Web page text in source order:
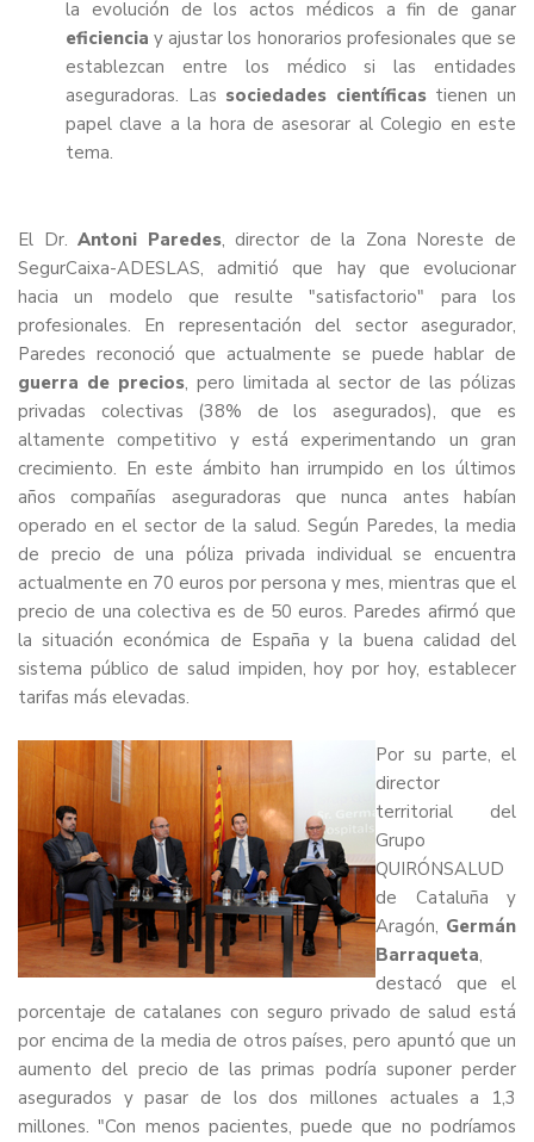
la evolución de los actos médicos a fin de ganar
eficienciay ajustar los honorarios profesionales que se
establezcan entre los médico si las entidades
aseguradoras. Las sociedades científicastienen un
papel clave a la hora de asesorar al Colegio en este
tema.
El Dr. Antoni Paredes, director de la Zona Noreste de
SegurCaixa-ADESLAS, admitió que hay que evolucionar
hacia un modelo que resulte "satisfactorio" para los
profesionales. En representación del sector asegurador,
Paredes reconoció que actualmente se puede hablar de
guerra de precios, pero limitada al sector de las pólizas
privadas colectivas (38% de los asegurados), que es
altamente competitivo y está experimentando un gran
crecimiento. En este ámbito han irrumpido en los últimos
años compañías aseguradoras que nunca antes habían
operado en el sector de la salud. Según Paredes, la media
de precio de una póliza privada individual se encuentra
actualmente en 70 euros por persona y mes, mientras que el
precio de una colectiva es de 50 euros. Paredes afirmó que
la situación económica de España y la buena calidad del
sistema público de salud impiden, hoy por hoy, establecer
tarifas más elevadas.
Por su parte, el
director
territorial del
Grupo
QUIRÓNSALUD
de Cataluña y
Aragón, Germán
Barraqueta,
destacó que el
porcentaje de catalanes con seguro privado de salud está
por encima de la media de otros países, pero apuntó que un
aumento del precio de las primas podría suponer perder
asegurados y pasar de los dos millones actuales a 1,3
millones. "Con menos pacientes, puede que no podríamos